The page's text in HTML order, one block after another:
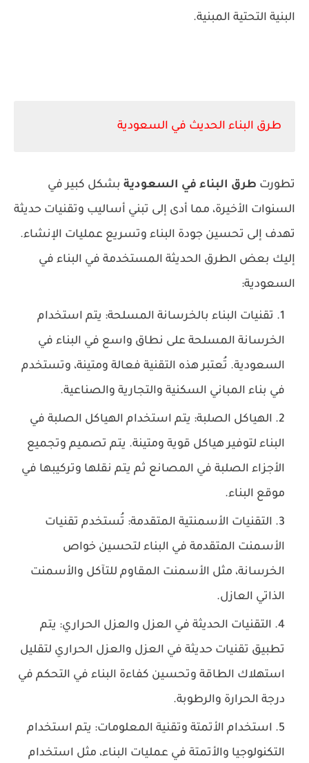
البنية التحتية المبنية.
طرق البناء الحديث في السعودية
تطورت طرق البناء في السعودية بشكل كبير في
السنوات الأخيرة، مما أدى إلى تبني أساليب وتقنيات حديثة
تهدف إلى تحسين جودة البناء وتسريع عمليات الإنشاء.
إليك بعض الطرق الحديثة المستخدمة في البناء في
السعودية:
تقنيات البناء بالخرسانة المسلحة: يتم استخدام
الخرسانة المسلحة على نطاق واسع في البناء في
السعودية. تُعتبر هذه التقنية فعالة ومتينة، وتستخدم
في بناء المباني السكنية والتجارية والصناعية.
الهياكل الصلبة: يتم استخدام الهياكل الصلبة في
البناء لتوفير هياكل قوية ومتينة. يتم تصميم وتجميع
الأجزاء الصلبة في المصانع ثم يتم نقلها وتركيبها في
موقع البناء.
التقنيات الأسمنتية المتقدمة: تُستخدم تقنيات
الأسمنت المتقدمة في البناء لتحسين خواص
الخرسانة، مثل الأسمنت المقاوم للتآكل والأسمنت
الذاتي العازل.
التقنيات الحديثة في العزل والعزل الحراري: يتم
تطبيق تقنيات حديثة في العزل والعزل الحراري لتقليل
استهلاك الطاقة وتحسين كفاءة البناء في التحكم في
درجة الحرارة والرطوبة.
استخدام الأتمتة وتقنية المعلومات: يتم استخدام
التكنولوجيا والأتمتة في عمليات البناء، مثل استخدام